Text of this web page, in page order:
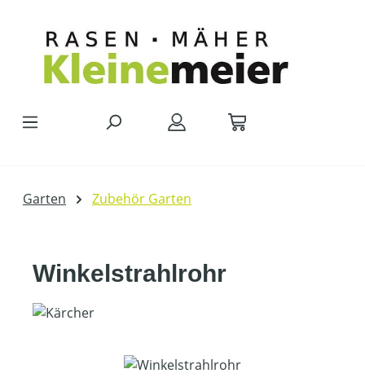
Garten Zubehör Garten
Winkelstrahlrohr
Bildergalerie überspringen